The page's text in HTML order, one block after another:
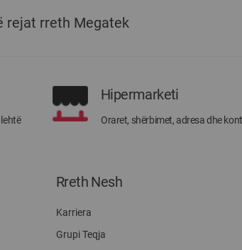
rejat rreth Megatek
Hipermarketi
Oraret, shërbimet, adresa dhe
Rreth Nesh
Karriera
Grupi Teqja